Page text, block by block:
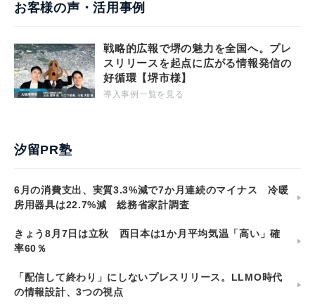
お客様の声・活用事例
戦略的広報で堺の魅力を全国へ。プレ
スリリースを起点に広がる情報発信の
好循環【堺市様】
導入事例一覧を見る
汐留PR塾
6月の消費支出、実質3.3%減で7か月連続のマイナス 冷暖
房用器具は22.7%減 総務省家計調査
きょう8月7日は立秋 西日本は1か月平均気温「高い」確
率60％
「配信して終わり」にしないプレスリリース。LLMO時代
の情報設計、3つの視点